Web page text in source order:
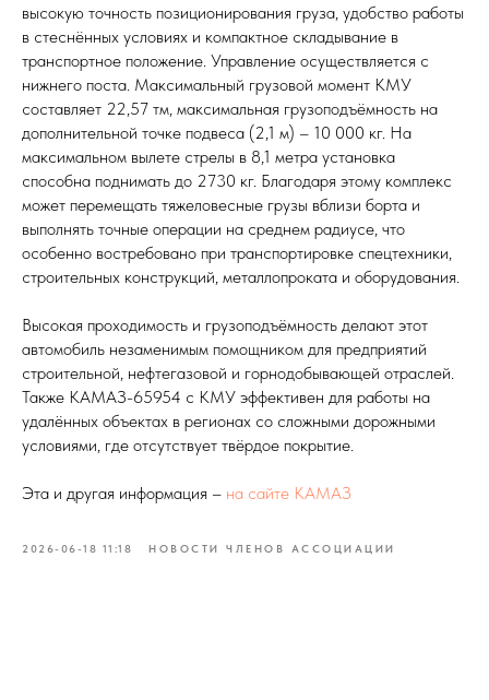
высокую точность позиционирования груза, удобство работы
в стеснённых условиях и компактное складывание в
транспортное положение. Управление осуществляется с
нижнего поста. Максимальный грузовой момент КМУ
составляет 22,57 тм, максимальная грузоподъёмность на
дополнительной точке подвеса (2,1 м) – 10 000 кг. На
максимальном вылете стрелы в 8,1 метра установка
способна поднимать до 2730 кг. Благодаря этому комплекс
может перемещать тяжеловесные грузы вблизи борта и
выполнять точные операции на среднем радиусе, что
особенно востребовано при транспортировке спецтехники,
строительных конструкций, металлопроката и оборудования.
Высокая проходимость и грузоподъёмность делают этот
автомобиль незаменимым помощником для предприятий
строительной, нефтегазовой и горнодобывающей отраслей.
Также КАМАЗ-65954 с КМУ эффективен для работы на
удалённых объектах в регионах со сложными дорожными
условиями, где отсутствует твёрдое покрытие.
Эта и другая информация – на сайте КАМАЗ
2026-06-18 11:18 НОВОСТИ ЧЛЕНОВ АССОЦИАЦИИ